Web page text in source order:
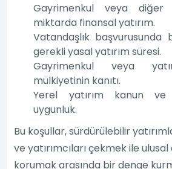
Gayrimenkul veya diğer
miktarda finansal yatırım.
Vatandaşlık başvurusunda
gerekli yasal yatırım süresi.
Gayrimenkul veya
mülkiyetinin kanıtı.
Yerel yatırım kanun ve
uygunluk.
Bu koşullar, sürdürülebilir
ve yatırımcıları çekmek ile
korumak arasında bir denge